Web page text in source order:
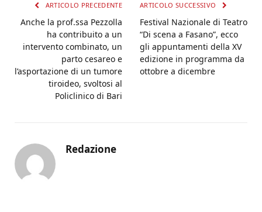
ARTICOLO PRECEDENTE
Anche la prof.ssa Pezzolla
ha contribuito a un
intervento combinato, un
parto cesareo e
l’asportazione di un tumore
tiroideo, svoltosi al
Policlinico di Bari
ARTICOLO SUCCESSIVO
Festival Nazionale di Teatro
“Di scena a Fasano”, ecco
gli appuntamenti della XV
edizione in programma da
ottobre a dicembre
Redazione